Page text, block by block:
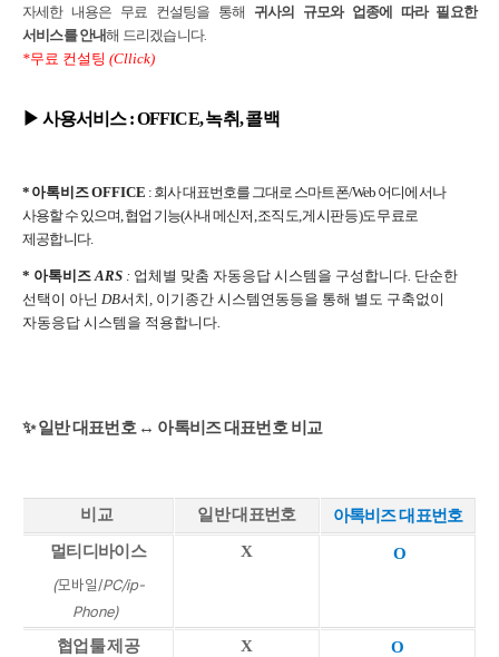
자세한 내용은 무료 컨설팅을 통해 귀사의 규모와 업종에 따라 필요한
서비스를 안내해 드리겠습니다.
*무료 컨설팅 (Cllick)
▶ 사용서비스:OFFICE, 녹취, 콜백
* 아톡비즈 OFFICE : 회사 대표번호를 그대로 스마트폰/Web 어디에서나
사용할 수 있으며, 협업 기능(사내 메신저, 조직도, 게시판 등)도 무료로
제공합니다.
* 아톡비즈ARS : 업체별 맞춤 자동응답 시스템을 구성합니다. 단순한
선택이 아닌 DB서치 , 이기종간 시스템연동등을 통해 별도 구축없이
자동응답 시스템을 적용합니다.
✨ 일반대표번호 ↔ 아톡비즈 대표번호 비교
비교 일반 대표번호
아톡비즈 대표번호
멀티디바이스
(모바일/PC/ip-
Phone)
X O
협업툴 제공 X O